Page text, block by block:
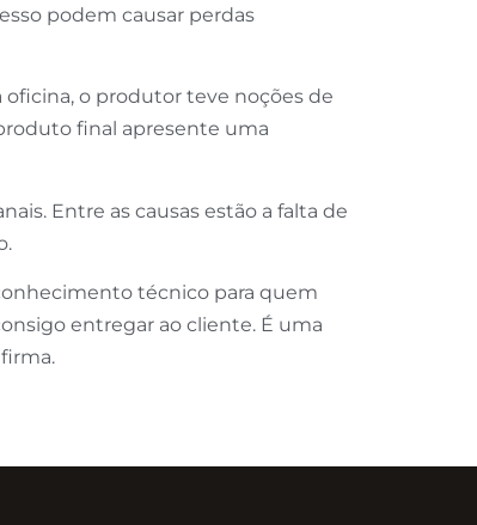
podem causar perdas
oficina, o produtor teve noções de
final apresente uma
Entre as causas estão a falta de
técnico para quem
entregar ao cliente. É uma